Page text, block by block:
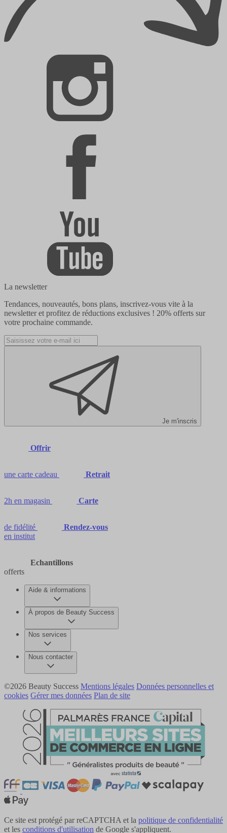
La newsletter
Tendances, nouveautés, bons plans, inscrivez-vous vite à la
newsletter et profitez de réductions exclusives ! 20% offerts sur
votre prochaine commande.
Je m'inscris
Offrir
une carte cadeau Retrait
2h en magasin Carte
de fidélité
Rendez-vous
en institut
Echantillons
offerts
Aide & informations
À propos de Beauty Success
Nos services
Nous contacter
©2026 Beauty Success Mentions légales Données personnelles et
cookies Gérer mes données Plan de site
Ce site est protégé par reCAPTCHA et la politique de confidentialité
et les conditions d'utilisation de Google s'appliquent.